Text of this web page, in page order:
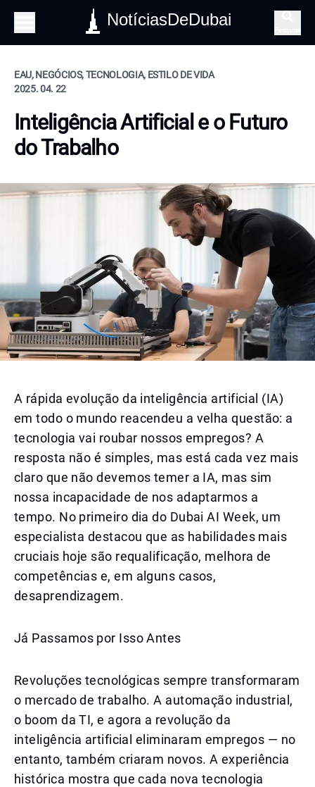
NotíciasDeDubai
EAU, NEGÓCIOS, TECNOLOGIA, ESTILO DE VIDA
2025. 04. 22
Inteligência Artificial e o Futuro
do Trabalho
A rápida evolução da inteligência artificial (IA)
em todo o mundo reacendeu a velha questão: a
tecnologia vai roubar nossos empregos? A
resposta não é simples, mas está cada vez mais
claro que não devemos temer a IA, mas sim
nossa incapacidade de nos adaptarmos a
tempo. No primeiro dia do Dubai AI Week, um
especialista destacou que as habilidades mais
cruciais hoje são requalificação, melhora de
competências e, em alguns casos,
desaprendizagem.
Já Passamos por Isso Antes
Revoluções tecnológicas sempre transformaram
o mercado de trabalho. A automação industrial,
o boom da TI, e agora a revolução da
inteligência artificial eliminaram empregos — no
entanto, também criaram novos. A experiência
histórica mostra que cada nova tecnologia